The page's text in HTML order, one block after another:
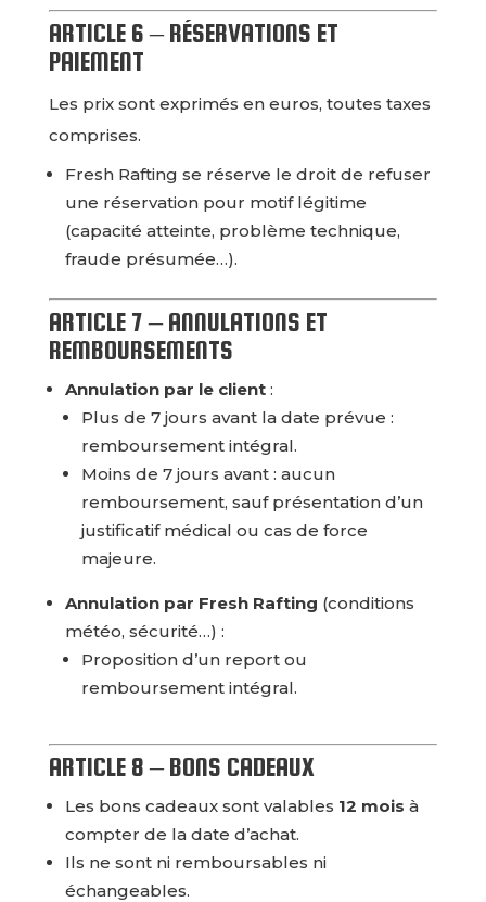
ARTICLE 6 – RÉSERVATIONS ET
PAIEMENT
Les prix sont exprimés en euros, toutes taxes
comprises.
Fresh Rafting se réserve le droit de refuser
une réservation pour motif légitime
(capacité atteinte, problème technique,
fraude présumée…).
ARTICLE 7 – ANNULATIONS ET
REMBOURSEMENTS
Annulation par le client:
Plus de 7 jours avant la date prévue :
remboursement intégral.
Moins de 7 jours avant : aucun
remboursement, sauf présentation d’un
justificatif médical ou cas de force
majeure.
Annulation par Fresh Rafting (conditions
météo, sécurité…) :
Proposition d’un report ou
remboursement intégral.
ARTICLE 8 – BONS CADEAUX
Les bons cadeaux sont valables 12 mois à
compter de la date d’achat.
Ils ne sont ni remboursables ni
échangeables.